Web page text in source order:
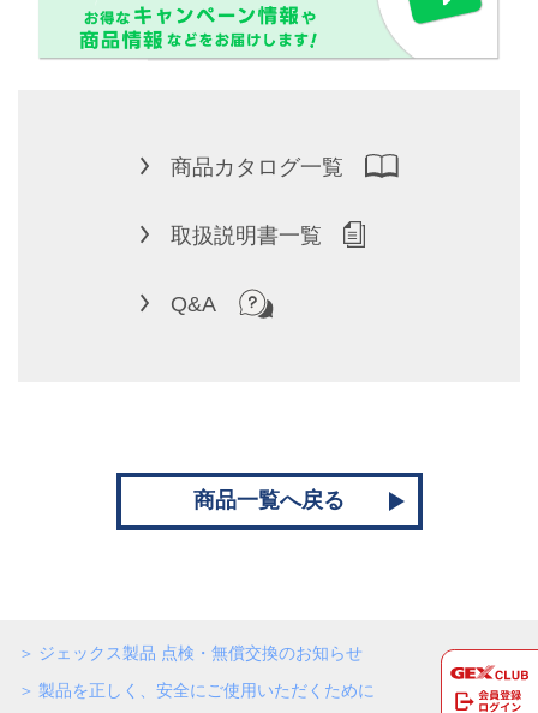
商品カタログ一覧
取扱説明書一覧
Q&A
商品一覧へ戻る
ジェックス製品 点検・無償交換のお知らせ
製品を正しく、安全にご使用いただくために